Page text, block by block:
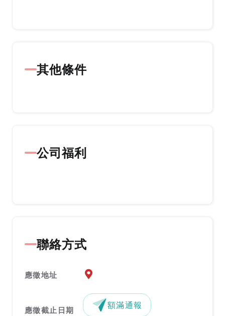
其他條件
公司福利
聯絡方式
應徵地址 應徵地址地圖『另開新視窗』
應徵截止日期 額滿通報